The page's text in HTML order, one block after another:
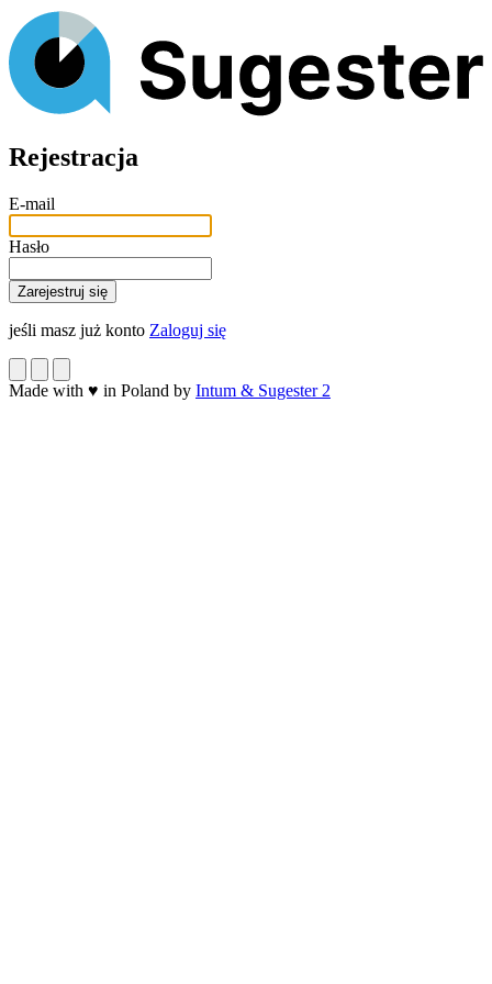
Rejestracja
E-mail
Hasło
jeśli masz już konto Zaloguj się
Made with ♥ in Poland by Intum & Sugester 2